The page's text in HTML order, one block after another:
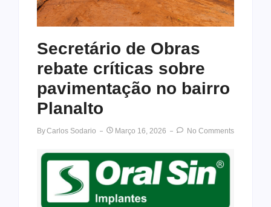
Secretário de Obras
rebate críticas sobre
pavimentação no bairro
Planalto
ByCarlos Sodario Março 16, 2026 No Comments